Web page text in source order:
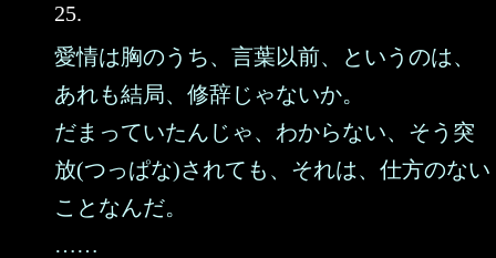
25.
愛情は胸のうち、言葉以前、というのは、
あれも結局、修辞じゃないか。
だまっていたんじゃ、わからない、そう突
放(つっぱな)されても、それは、仕方のない
ことなんだ。
……